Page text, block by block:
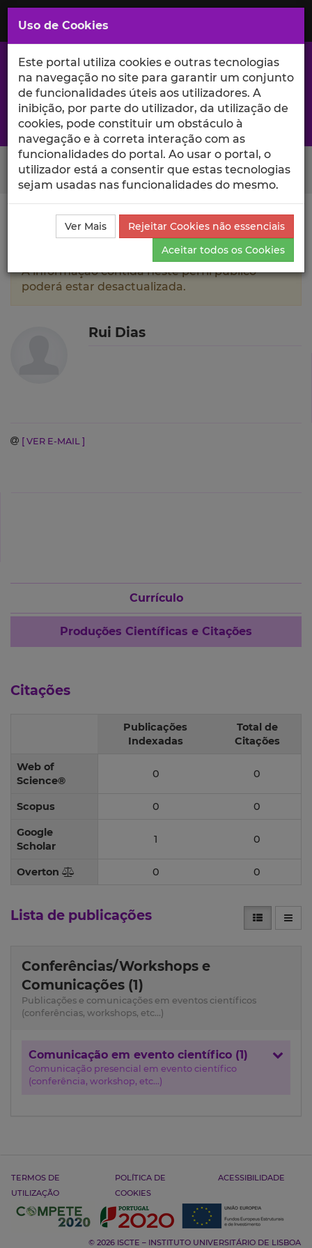
Saltar
para
Conteúdo
Principal
A excelência da investigação e ciência no Iscte
Search Button
Ciência_Iscte Autores Rui Dias
Produções
Científicas e Citações
A informação contida neste perfil público
poderá estar desactualizada.
Rui Dias
[ VER E-MAIL ]
Currículo
Produções Científicas e Citações
Citações
Publicações
Indexadas
Total de
Citações
Web of
Science®
0 0
Scopus 0 0
Google
Scholar
1 0
Overton 0 0
Lista de publicações
Conferências/Workshops e
Comunicações (1)
Publicações e comunicações em eventos científicos
(conferências, workshops, etc...)
Comunicação em evento científico (1)
Comunicação presencial em evento científico
(conferência, workshop, etc...)
TERMOS DE
UTILIZAÇÃO
POLÍTICA DE
COOKIES
ACESSIBILIDADE
© 2026 ISCTE – INSTITUTO UNIVERSITÁRIO DE LISBOA
Uso de Cookies
Este portal utiliza cookies e outras tecnologias
na navegação no site para garantir um conjunto
de funcionalidades úteis aos utilizadores. A
inibição, por parte do utilizador, da utilização de
cookies, pode constituir um obstáculo à
navegação e à correta interação com as
funcionalidades do portal. Ao usar o portal, o
utilizador está a consentir que estas tecnologias
sejam usadas nas funcionalidades do mesmo.
Ver Mais
Rejeitar Cookies não essenciais
Aceitar todos os Cookies